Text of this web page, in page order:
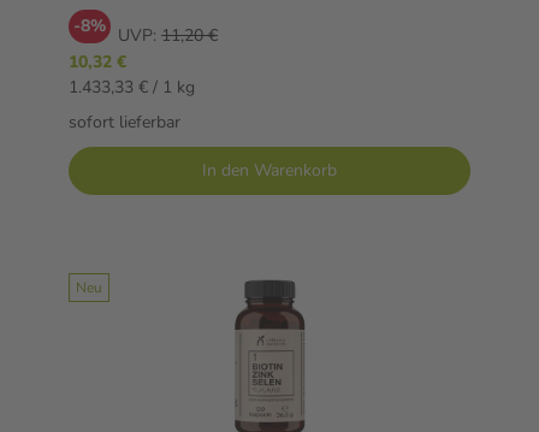
-8% UVP: 11,20 €
10,32 €
1.433,33 € / 1 kg
sofort lieferbar
In den Warenkorb
Neu